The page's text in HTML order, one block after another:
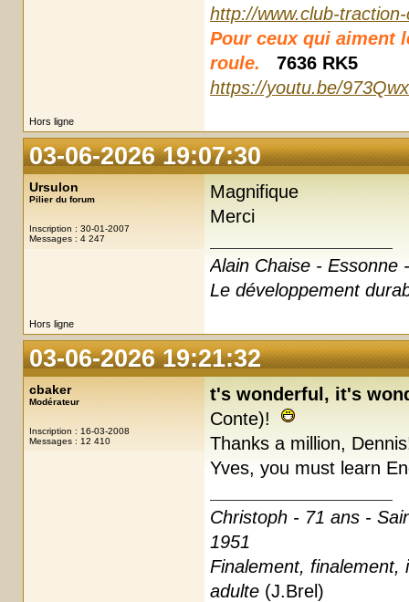
http://www.club-
Pour ceux qui aiment
roule.
7636 RK5
https://youtu.be/
Hors ligne
03-06-2026 19:07:30
Ursulon
Pilier du forum
Inscription : 30-01-2007
Messages : 4 247
Magnifique
Merci
Alain Chaise - Essonne
Le développement
Hors ligne
03-06-2026 19:21:32
cbaker
Modérateur
Inscription : 16-03-2008
Messages : 12 410
t's wonderful, it's
Conte)!
Thanks a million,
Yves, you must learn
Christoph - 71 ans -
1951
Finalement, finalement,
adulte (J.Brel)